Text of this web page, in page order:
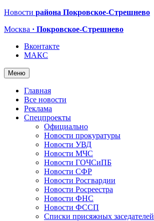
Новости района Покровское-Стрешнево
Москва · Покровское-Стрешнево
Вконтакте
МАКС
Меню
Главная
Все новости
Реклама
Спецпроекты
Официально
Новости прокуратуры
Новости УВД
Новости МЧС
Новости ГОЧСиПБ
Новости СФР
Новости Росгвардии
Новости Росреестра
Новости ФНС
Новости ФССП
Списки присяжных заседателей